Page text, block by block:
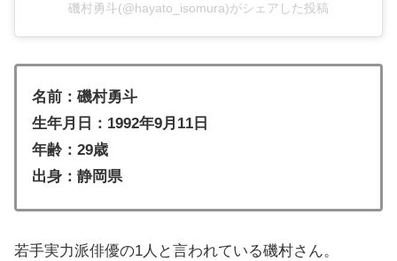
磯村勇斗(@hayato_isomura)がシェアした投稿
名前：磯村勇斗
生年月日：1992年9月11日
年齢：29歳
出身：静岡県
若手実力派俳優の1人と言われている磯村さん。